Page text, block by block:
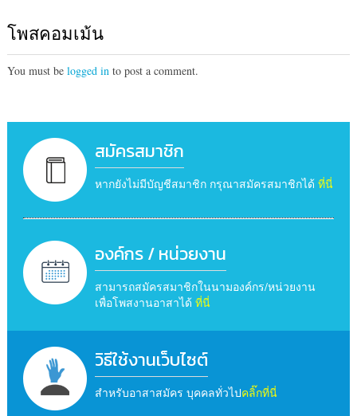
โพสคอมเม้น
You must be logged into post a comment.
สมัครสมาชิก
หากยังไม่มีบัญชีสมาชิก กรุณาสมัครสมาชิกได้ ที่นี่
องค์กร / หน่วยงาน
สามารถสมัครสมาชิกในนามองค์กร/หน่วยงาน
เพื่อโพสงานอาสาได้ ที่นี่
วิธีใช้งานเว็บไซต์
สำหรับอาสาสมัคร บุคคลทั่วไปคลิ๊กที่นี่